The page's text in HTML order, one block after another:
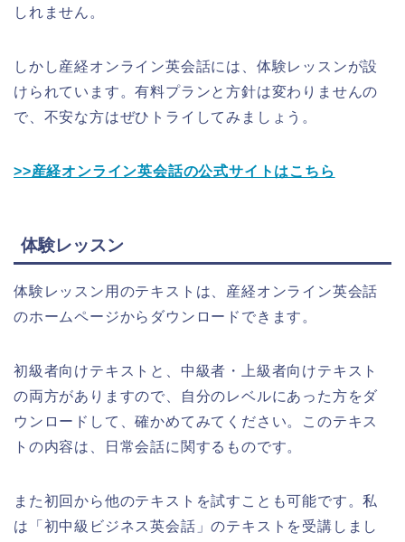
しれません。
しかし産経オンライン英会話には、体験レッスンが設
けられています。有料プランと方針は変わりませんの
で、不安な方はぜひトライしてみましょう。
>>産経オンライン英会話の公式サイトはこちら
体験レッスン
体験レッスン用のテキストは、産経オンライン英会話
のホームページからダウンロードできます。
初級者向けテキストと、中級者・上級者向けテキスト
の両方がありますので、自分のレベルにあった方をダ
ウンロードして、確かめてみてください。このテキス
トの内容は、日常会話に関するものです。
また初回から他のテキストを試すことも可能です。私
は「初中級ビジネス英会話」のテキストを受講しまし